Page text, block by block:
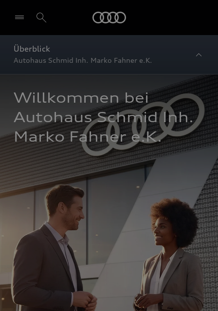
Überblick
Autohaus Schmid Inh. Marko Fahner e.K.
Willkommen bei
Autohaus Schmid Inh.
Marko Fahner e.K.